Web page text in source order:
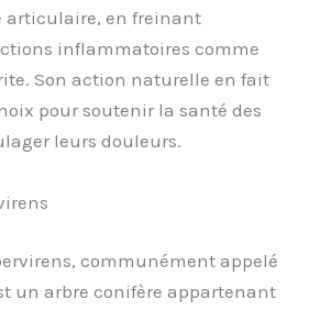
en freinant
inflammatoires comme
Son action naturelle en fait
pour soutenir la santé des
leurs douleurs.
communément appelé
un arbre conifère appartenant